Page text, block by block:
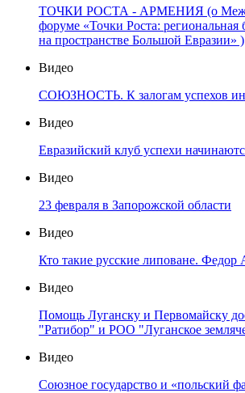
ТОЧКИ РОСТА - АРМЕНИЯ (о
форуме «Точки Роста: региональная
на пространстве Большой Евразии» )
Видео
СОЮЗНОСТЬ. К залогам успехов
Видео
Евразийский клуб успехи
Видео
23 февраля в Запорожской области
Видео
Кто такие русские липоване. Федор
Видео
Помощь Луганску и Первомайску
"Ратибор" и РОО "Луганское
Видео
Союзное государство и «польский